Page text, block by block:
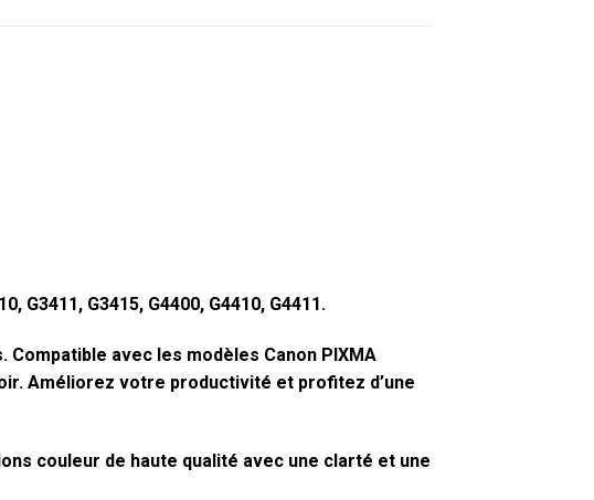
G3411, G3415, G4400, G4410, G4411.
avec les modèles Canon PIXMA
Améliorez votre productivité et profitez d’une
couleur de haute qualité avec une clarté et une